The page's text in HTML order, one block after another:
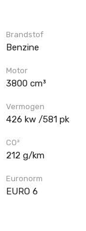
Brandstof
Benzine
Motor
3800 cm³
Vermogen
426 kw /581 pk
CO²
212 g/km
Euronorm
EURO 6